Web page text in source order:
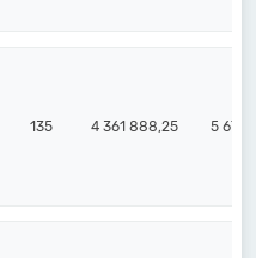
135 4 361 888,25 5 674